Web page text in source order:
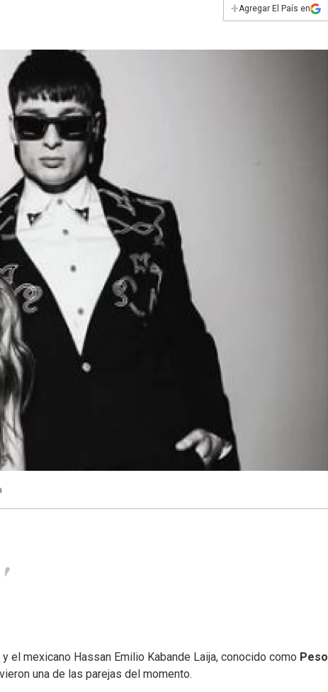
+Agregar El País en
y el mexicano Hassan Emilio Kabande Laija, conocido como Peso
una de las parejas del momento.